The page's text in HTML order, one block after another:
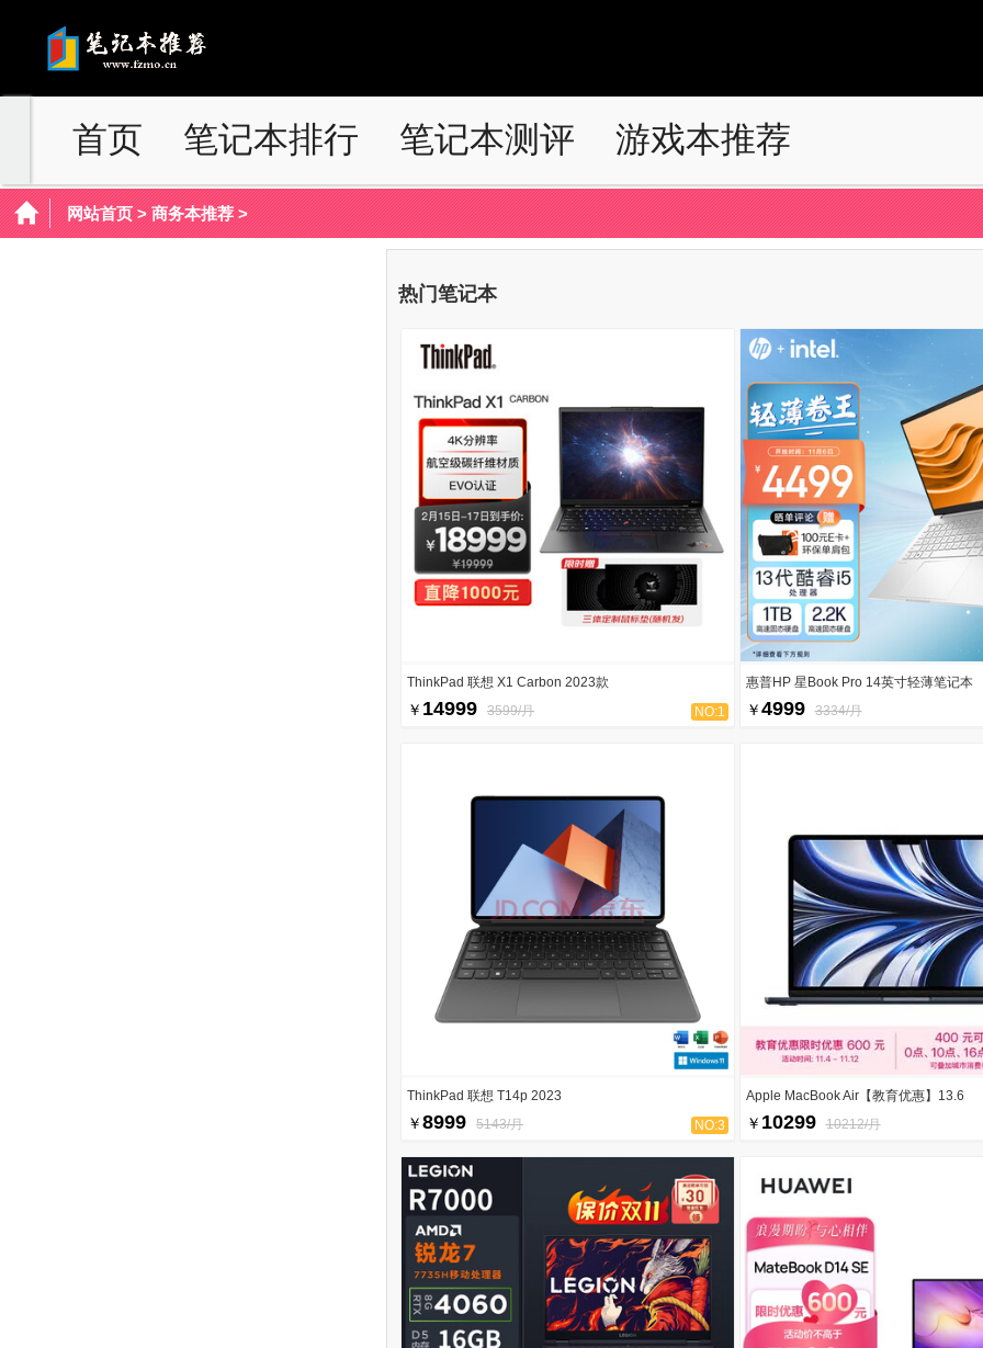
首页 笔记本排行 笔记本测评 游戏本推荐
网站首页> 商务本推荐>
热门笔记本
ThinkPad 联想 X1 Carbon 2023款
￥ 14999 3599/月 NO:1
惠普HP 星Book Pro 14英寸轻薄笔记本
￥4999 3334/月
ThinkPad 联想 T14p 2023
￥8999 5143/月 NO:3
Apple MacBook Air【教育优惠】13.6
￥ 10299 10212/月